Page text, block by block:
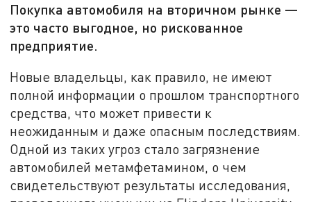
Покупка автомобиля на вторичном рынке —
это часто выгодное, но рискованное
предприятие.
Новые владельцы, как правило, не имеют
полной информации о прошлом транспортного
средства, что может привести к
неожиданным и даже опасным последствиям.
Одной из таких угроз стало загрязнение
автомобилей метамфетамином, о чем
свидетельствуют результаты исследования,